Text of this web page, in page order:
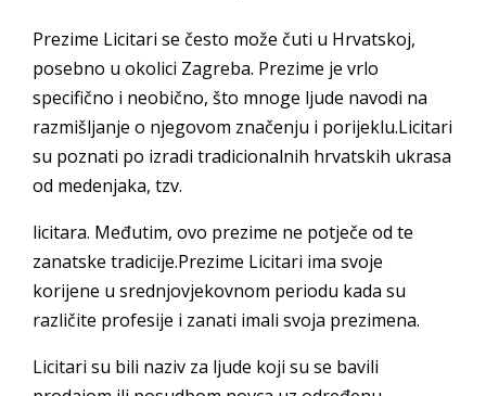
Prezime Licitari se često može čuti u Hrvatskoj,
posebno u okolici Zagreba. Prezime je vrlo
specifično i neobično, što mnoge ljude navodi na
razmišljanje o njegovom značenju i porijeklu.Licitari
su poznati po izradi tradicionalnih hrvatskih ukrasa
od medenjaka, tzv.
licitara. Međutim, ovo prezime ne potječe od te
zanatske tradicije.Prezime Licitari ima svoje
korijene u srednjovjekovnom periodu kada su
različite profesije i zanati imali svoja prezimena.
Licitari su bili naziv za ljude koji su se bavili